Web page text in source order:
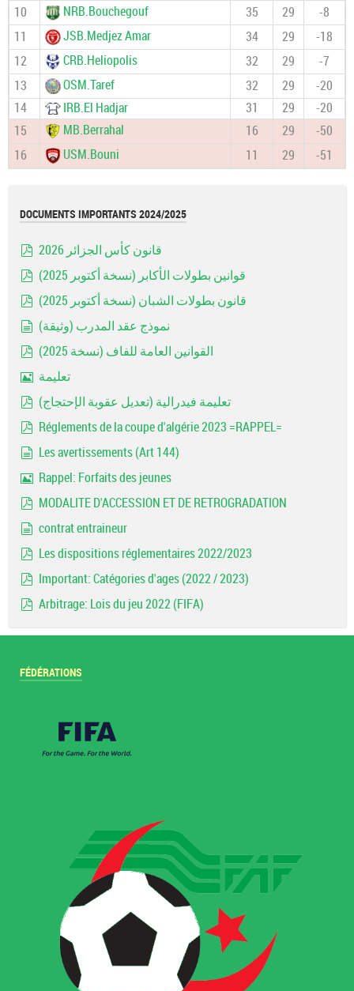
10 NRB.Bouchegouf 35 29
-8
11
JSB.Medjez Amar 34 29
-18
12
CRB.Heliopolis 32 29
-7
13
OSM.Taref 32 29
-20
14
IRB.El Hadjar 31 29
-20
15
MB.Berrahal 16 29
-50
16
USM.Bouni 11 29 -51
DOCUMENTS IMPORTANTS 2024/2025
قانون كأس الجزائر 2026
قوانين بطولات الأكابر (نسخة أكتوبر 2025)
قانون بطولات الشبان (نسخة أكتوبر 2025)
نموذج عقد المدرب (وثيقة)
القوانين العامة للفاف (نسخة 2025)
تعليمة
تعليمة فيدرالية (تعديل عقوبة الإحتجاج)
Réglements de la coupe d'algérie 2023 =RAPPEL=
Les avertissements (Art 144)
Rappel: Forfaits des jeunes
MODALITE D'ACCESSION ET DE RETROGRADATION
contrat entraineur
Les dispositions réglementaires 2022/2023
Important: Catégories d'ages (2022 / 2023)
Arbitrage: Lois du jeu 2022 (FIFA)
FÉDÉRATIONS